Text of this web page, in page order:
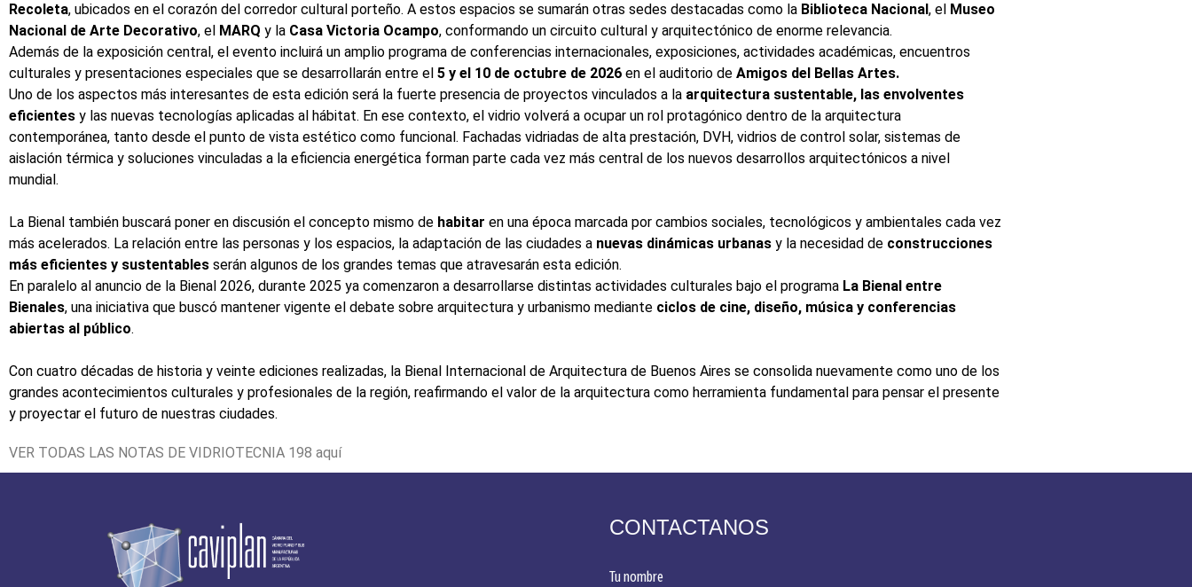
Recoleta, ubicados en el corazón del corredor cultural porteño. A estos espacios se sumarán otras sedes destacadas como la Biblioteca Nacional , el Museo
Nacional de Arte Decorativo, el MARQ y la Casa Victoria Ocampo, conformando un circuito cultural y arquitectónico de enorme relevancia.
Además de la exposición central, el evento incluirá un amplio programa de conferencias internacionales, exposiciones, actividades académicas, encuentros
culturales y presentaciones especiales que se desarrollarán entre el 5 y el 10 de octubre de 2026 en el auditorio de Amigos del Bellas Artes.
Uno de los aspectos más interesantes de esta edición será la fuerte presencia de proyectos vinculados a la arquitectura sustentable, las envolventes
eficientes y las nuevas tecnologías aplicadas al hábitat. En ese contexto, el vidrio volverá a ocupar un rol protagónico dentro de la arquitectura
contemporánea, tanto desde el punto de vista estético como funcional. Fachadas vidriadas de alta prestación, DVH, vidrios de control solar, sistemas de
aislación térmica y soluciones vinculadas a la eficiencia energética forman parte cada vez más central de los nuevos desarrollos arquitectónicos a nivel
mundial.
La Bienal también buscará poner en discusión el concepto mismo de habitar en una época marcada por cambios sociales, tecnológicos y ambientales cada vez
más acelerados. La relación entre las personas y los espacios, la adaptación de las ciudades a nuevas dinámicas urbanas y la necesidad de construcciones
más eficientes y sustentables serán algunos de los grandes temas que atravesarán esta edición.
En paralelo al anuncio de la Bienal 2026, durante 2025 ya comenzaron a desarrollarse distintas actividades culturales bajo el programa La Bienal entre
Bienales, una iniciativa que buscó mantener vigente el debate sobre arquitectura y urbanismo mediante ciclos de cine, diseño, música y conferencias
abiertas al público.
Con cuatro décadas de historia y veinte ediciones realizadas, la Bienal Internacional de Arquitectura de Buenos Aires se consolida nuevamente como uno de los
grandes acontecimientos culturales y profesionales de la región, reafirmando el valor de la arquitectura como herramienta fundamental para pensar el presente
y proyectar el futuro de nuestras ciudades.
VER TODAS LAS NOTAS DE VIDRIOTECNIA 198 aquí
CONTACTANOS
Tu nombre
Alternative: